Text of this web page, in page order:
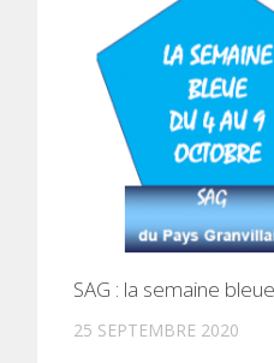
SAG : la semaine bleue
25 SEPTEMBRE 2020